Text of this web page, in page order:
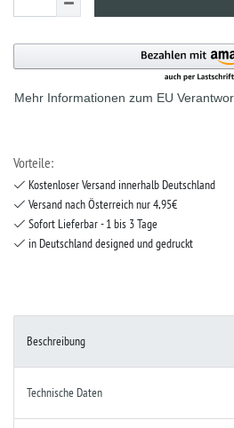
Mehr Informationen zum EU
Vorteile:
Kostenloser Versand innerhalb Deutschland
Versand nach Österreich nur 4,95€
Sofort Lieferbar - 1 bis 3 Tage
in Deutschland designed und gedruckt
Beschreibung
Technische Daten